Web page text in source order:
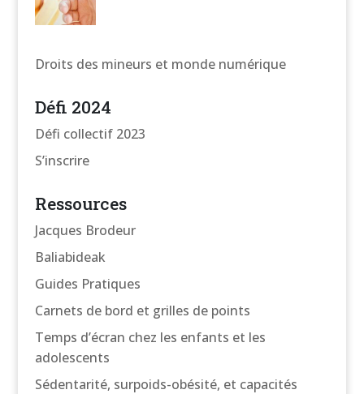
Droits des mineurs et monde numérique
Défi 2024
Défi collectif 2023
S’inscrire
Ressources
Jacques Brodeur
Baliabideak
Guides Pratiques
Carnets de bord et grilles de points
Temps d’écran chez les enfants et les
adolescents
Sédentarité, surpoids-obésité, et capacités